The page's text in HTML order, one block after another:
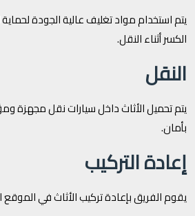
يتم استخدام مواد تغليف عالية الجودة
الكسر أثناء النقل.
النقل
يتم تحميل الأثاث داخل سيارات نقل مجهزة
بأمان.
إعادة التركيب
يقوم الفريق بإعادة تركيب الأثاث في الموقع